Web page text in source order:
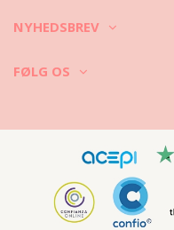
NYHEDSBREV
FØLG OS